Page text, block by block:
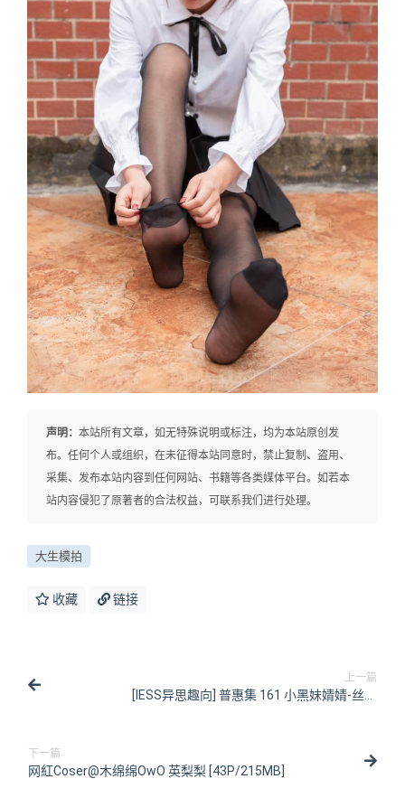
声明： 本站所有文章，如无特殊说明或标注，均为本站原创发
布。任何个人或组织，在未征得本站同意时，禁止复制、盗用、
采集、发布本站内容到任何网站、书籍等各类媒体平台。如若本
站内容侵犯了原著者的合法权益，可联系我们进行处理。
大生模拍
收藏 链接
上一篇
[IESS异思趣向] 普惠集 161 小黑妹婧婧-丝趣
下一篇
网紅Coser@木绵绵OwO 英梨梨 [43P/215MB]